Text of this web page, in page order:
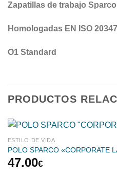
Zapatillas de trabajo
Homologadas EN ISO
O1 Standard
PRODUCTOS
ESTILO DE VIDA
POLO SPARCO «CORPORATE
47.00€